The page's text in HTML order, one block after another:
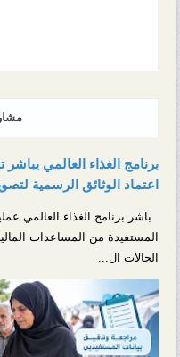
برنامج الغذاء العالمي
اعتماد الوثائق الرسمية
باشر برنامج الغذاء العالمي
المستفيدة من المساعدات
الحالات ال...